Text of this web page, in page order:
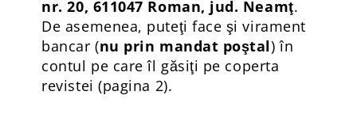
nr. 20, 611047 Roman, jud. Neamţ.
De asemenea, puteţi face şi virament
bancar (nu prin mandat poştal) în
contul pe care îl găsiţi pe coperta
revistei (pagina 2).